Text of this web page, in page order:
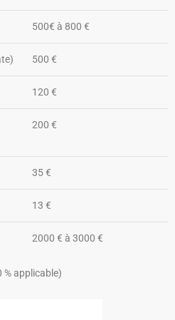
500€ à 800 €
500 €
120 €
200 €
35 €
13 €
2000 € à 3000 €
% applicable)